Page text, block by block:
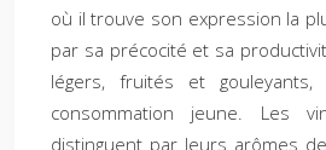
où il trouve son expression la
par sa précocité et sa
légers, fruités et
consommation jeune. Les
distinguent par leurs arômes